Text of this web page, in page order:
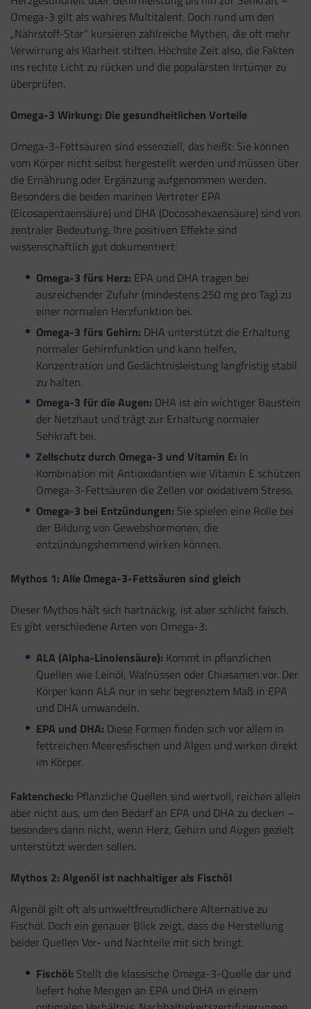
Omega-3 gilt als wahres Multitalent. Doch rund um den
„Nährstoff-Star“ kursieren zahlreiche Mythen, die oft mehr
Verwirrung als Klarheit stiften. Höchste Zeit also, die Fakten
ins rechte Licht zu rücken und die populärsten Irrtümer zu
überprüfen.
Omega-3 Wirkung: Die gesundheitlichen Vorteile
Omega-3-Fettsäuren sind essenziell, das heißt: Sie können
vom Körper nicht selbst hergestellt werden und müssen über
die Ernährung oder Ergänzung aufgenommen werden.
Besonders die beiden marinen Vertreter EPA
(Eicosapentaensäure) und DHA (Docosahexaensäure) sind von
zentraler Bedeutung. Ihre positiven Effekte sind
wissenschaftlich gut dokumentiert:
Omega-3 fürs Herz: EPA und DHA tragen bei
ausreichender Zufuhr (mindestens 250 mg pro Tag) zu
einer normalen Herzfunktion bei.
Omega-3 fürs Gehirn: DHA unterstützt die Erhaltung
normaler Gehirnfunktion und kann helfen,
Konzentration und Gedächtnisleistung langfristig stabil
zu halten.
Omega-3 für die Augen: DHA ist ein wichtiger Baustein
der Netzhaut und trägt zur Erhaltung normaler
Sehkraft bei.
Zellschutz durch Omega-3 und Vitamin E: In
Kombination mit Antioxidantien wie Vitamin E schützen
Omega-3-Fettsäuren die Zellen vor oxidativem Stress.
Omega-3 bei Entzündungen: Sie spielen eine Rolle bei
der Bildung von Gewebshormonen, die
entzündungshemmend wirken können.
Mythos 1: Alle Omega-3-Fettsäuren sind gleich
Dieser Mythos hält sich hartnäckig, ist aber schlicht falsch.
Es gibt verschiedene Arten von Omega-3:
ALA (Alpha-Linolensäure): Kommt in pflanzlichen
Quellen wie Leinöl, Walnüssen oder Chiasamen vor. Der
Körper kann ALA nur in sehr begrenztem Maß in EPA
und DHA umwandeln.
EPA und DHA: Diese Formen finden sich vor allem in
fettreichen Meeresfischen und Algen und wirken direkt
im Körper.
Faktencheck: Pflanzliche Quellen sind wertvoll, reichen allein
aber nicht aus, um den Bedarf an EPA und DHA zu decken –
besonders dann nicht, wenn Herz, Gehirn und Augen gezielt
unterstützt werden sollen.
Mythos 2: Algenöl ist nachhaltiger als Fischöl
Algenöl gilt oft als umweltfreundlichere Alternative zu
Fischöl. Doch ein genauer Blick zeigt, dass die Herstellung
beider Quellen Vor- und Nachteile mit sich bringt.
Fischöl: Stellt die klassische Omega-3-Quelle dar und
liefert hohe Mengen an EPA und DHA in einem